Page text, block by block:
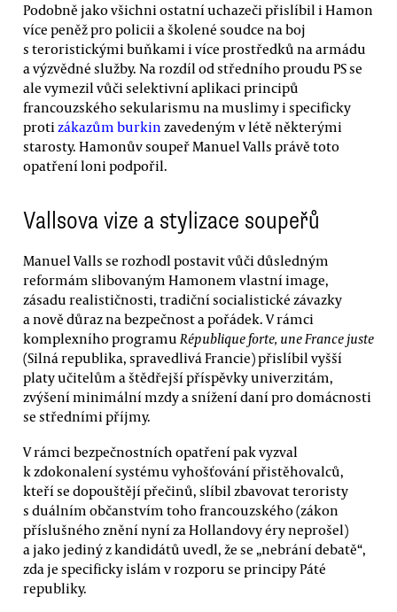
Podobně jako všichni ostatní uchazeči přislíbil i Hamon
více peněž pro policii a školené soudce na boj
s teroristickými buňkami i více prostředků na armádu
a výzvědné služby. Na rozdíl od středního proudu PS se
ale vymezil vůči selektivní aplikaci principů
francouzského sekularismu na muslimy i specificky
protizákazům burkin zavedeným v létě některými
starosty. Hamonův soupeř Manuel Valls právě toto
opatření loni podpořil.
Vallsova vize a stylizace soupeřů
Manuel Valls se rozhodl postavit vůči důsledným
reformám slibovaným Hamonem vlastní image,
zásadu realističnosti, tradiční socialistické závazky
a nově důraz na bezpečnost a pořádek. V rámci
komplexního programu République forte, une France juste
(Silná republika, spravedlivá Francie) přislíbil vyšší
platy učitelům a štědřejší příspěvky univerzitám,
zvýšení minimální mzdy a snížení daní pro domácnosti
se středními příjmy.
V rámci bezpečnostních opatření pak vyzval
k zdokonalení systému vyhošťování přistěhovalců,
kteří se dopouštějí přečinů, slíbil zbavovat teroristy
s duálním občanstvím toho francouzského (zákon
příslušného znění nyní za Hollandovy éry neprošel)
a jako jediný z kandidátů uvedl, že se „nebrání debatě“,
zda je specificky islám v rozporu se principy Páté
republiky.